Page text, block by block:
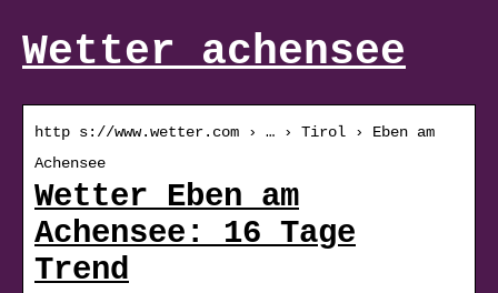
Wetter achensee
http s://www.wetter.com › … › Tirol › Eben am
Achensee
Wetter Eben am
Achensee: 16 Tage
Trend